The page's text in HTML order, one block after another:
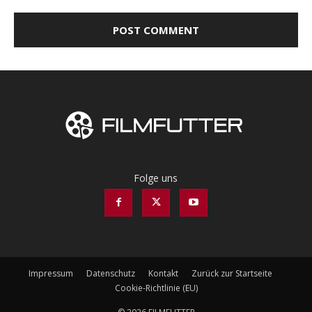
Folge uns
Impressum Datenschutz Kontakt
Zurück zur Startseite
Cookie-Richtlinie (EU)